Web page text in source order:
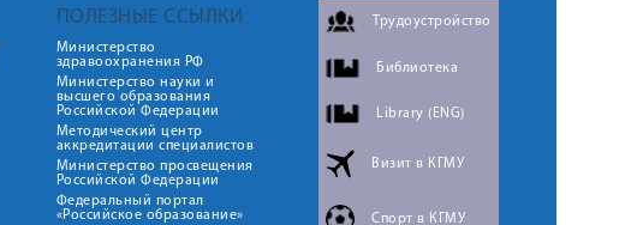
ПОЛЕЗНЫЕ ССЫЛКИ
Министерство
здравоохранения РФ
Министерство науки и
высшего образования
Российской Федерации
Методический центр
аккредитации специалистов
Министерство просвещения
Российской Федерации
Федеральный портал
«Российское образование»
Трудоустройство
Библиотека
Library (ENG)
Визит в КГМУ
Спорт в КГМУ